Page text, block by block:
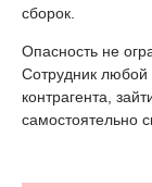
сборок.
Опасность не
Сотрудник любой
контрагента,
самостоятельно